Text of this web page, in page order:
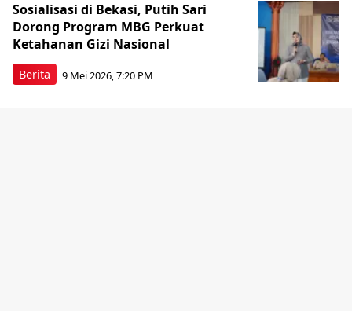
Berita
Sosialisasi di Bekasi, Putih Sari
Dorong Program MBG Perkuat
Ketahanan Gizi Nasional
9 Mei 2026, 7:20 PM